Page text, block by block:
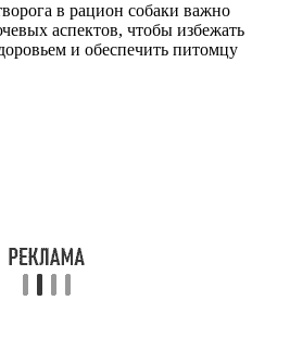
в рацион собаки важно
аспектов, чтобы избежать
и обеспечить питомцу